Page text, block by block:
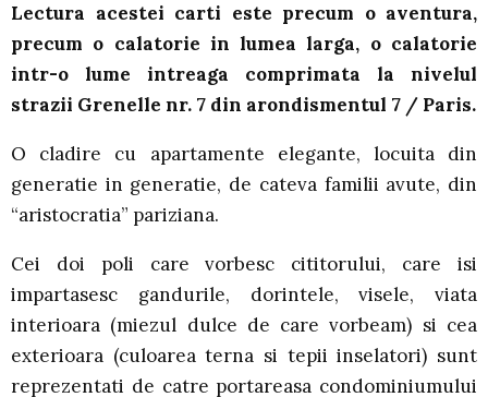
Lectura acestei carti este precum o aventura,
precum o calatorie in lumea larga, o calatorie
intr-o lume intreaga comprimata la nivelul
strazii Grenelle nr. 7 din arondismentul 7 / Paris.
O cladire cu apartamente elegante, locuita din
generatie in generatie, de cateva familii avute, din
“aristocratia” pariziana.
Cei doi poli care vorbesc cititorului, care isi
impartasesc gandurile, dorintele, visele, viata
interioara (miezul dulce de care vorbeam) si cea
exterioara (culoarea terna si tepii inselatori) sunt
reprezentati de catre portareasa condominiumului